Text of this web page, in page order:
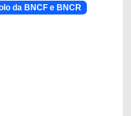
da BNCF e BNCR